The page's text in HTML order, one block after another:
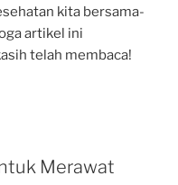
kita bersama-
artikel ini
telah membaca!
Merawat